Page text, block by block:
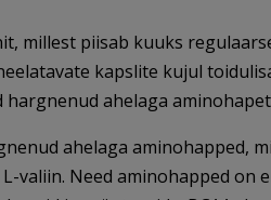
millest piisab kuuks
kapslite kujul
ahelaga
ahelaga aminohapped,
valiin. Need aminohapped